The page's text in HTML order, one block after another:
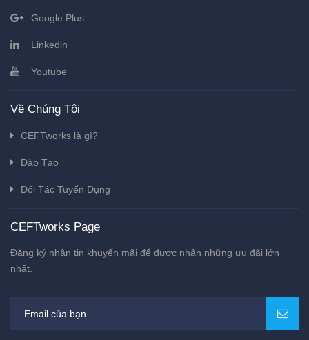
Google Plus
Linkedin
Youtube
Về Chúng Tôi
CEFTworks là gì?
Đào Tạo
Đối Tác Tuyển Dụng
CEFTworks Page
Đăng ký nhận tin khuyến mãi để được nhận những ưu đãi lớn
nhất.